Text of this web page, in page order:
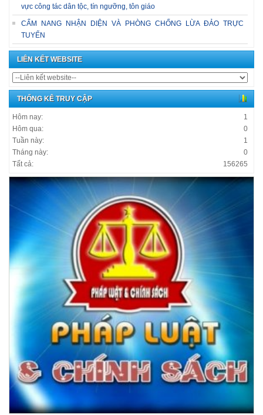
vực công tác dân tộc, tín ngưỡng, tôn giáo
CẨM NANG NHẬN DIỆN VÀ PHÒNG CHỐNG LỪA ĐẢO TRỰC
TUYẾN
LIÊN KẾT WEBSITE
THỐNG KÊ TRUY CẬP
Hôm nay:
1
Hôm qua:
0
Tuần này:
1
Tháng này:
0
Tất cả:
156265